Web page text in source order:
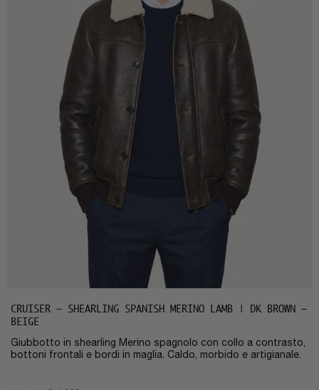
CRUISER – SHEARLING SPANISH MERINO LAMB | DK BROWN –
BEIGE
Giubbotto in shearling Merino spagnolo con collo a contrasto,
bottoni frontali e bordi in maglia. Caldo, morbido e artigianale.